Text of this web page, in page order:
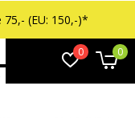
0 0
(EU: 150,-)*